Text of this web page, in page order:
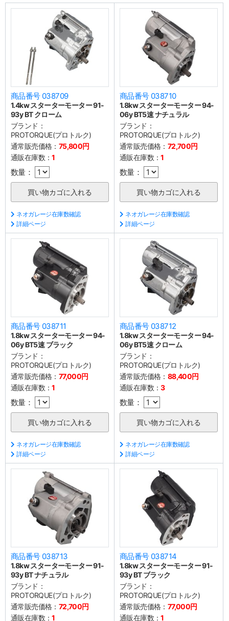
商品番号 038709
1.4kw スターターモーター 91-
93y BT クローム
ブランド：
PROTORQUE(プロトルク)
通常販売価格： 75,800円
通販在庫数：1
数量：
ネオガレージ在庫数確認
詳細ページ
商品番号 038710
1.8kw スターターモーター 94-
06y BT5速 ナチュラル
ブランド：
PROTORQUE(プロトルク)
通常販売価格： 72,700円
通販在庫数：1
数量：
ネオガレージ在庫数確認
詳細ページ
商品番号 038711
1.8kw スターターモーター 94-
06y BT5速 ブラック
ブランド：
PROTORQUE(プロトルク)
通常販売価格： 77,000円
通販在庫数：1
数量：
ネオガレージ在庫数確認
詳細ページ
商品番号 038712
1.8kw スターターモーター 94-
06y BT5速 クローム
ブランド：
PROTORQUE(プロトルク)
通常販売価格： 88,400円
通販在庫数：3
数量：
ネオガレージ在庫数確認
詳細ページ
商品番号 038713
1.8kw スターターモーター 91-
93y BT ナチュラル
ブランド：
PROTORQUE(プロトルク)
通常販売価格： 72,700円
通販在庫数：1
商品番号 038714
1.8kw スターターモーター 91-
93y BT ブラック
ブランド：
PROTORQUE(プロトルク)
通常販売価格： 77,000円
通販在庫数：1